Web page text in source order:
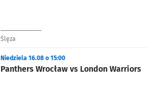
Ślęza
Panthers Wrocław vs London Warriors
Niedziela 16.08 o 15:00